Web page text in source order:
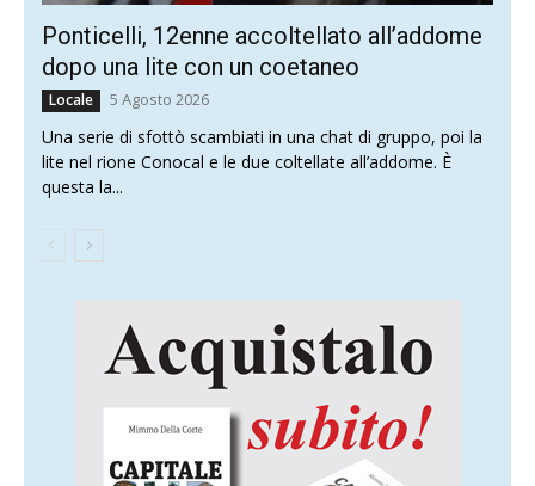
Ponticelli, 12enne accoltellato all’addome
dopo una lite con un coetaneo
Locale 5 Agosto 2026
Una serie di sfottò scambiati in una chat di gruppo, poi la
lite nel rione Conocal e le due coltellate all’addome. È
questa la...